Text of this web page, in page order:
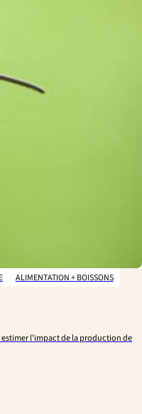
ALIMENTATION + BOISSONS
l'impact de la production de